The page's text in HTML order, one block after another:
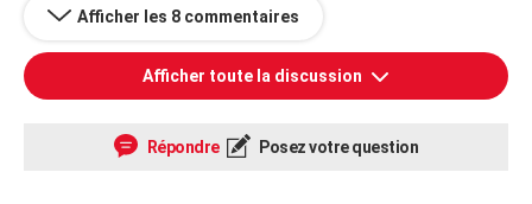
Afficher les 8 commentaires
Afficher toute la discussion
Répondre Posez votre question